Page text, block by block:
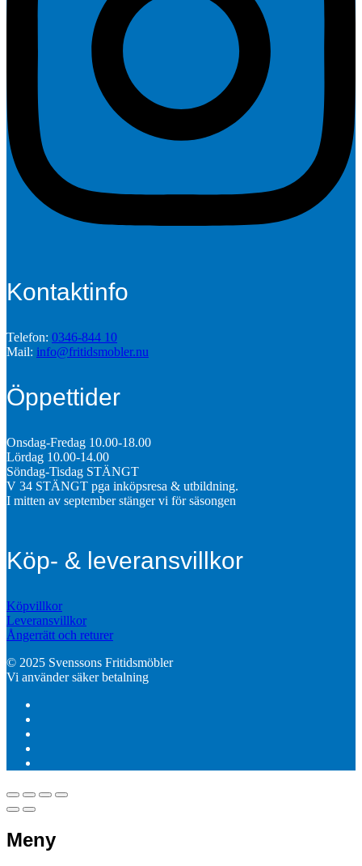
Kontaktinfo
Telefon: 0346-844 10
Mail: info@fritidsmobler.nu
Öppettider
Onsdag-Fredag 10.00-18.00
Lördag 10.00-14.00
Söndag-Tisdag STÄNGT
V 34 STÄNGT pga inköpsresa & utbildning.
I mitten av september stänger vi för säsongen
Köp- & leveransvillkor
Köpvillkor
Leveransvillkor
Ångerrätt och returer
© 2025 Svenssons Fritidsmöbler
Vi använder säker betalning
Meny